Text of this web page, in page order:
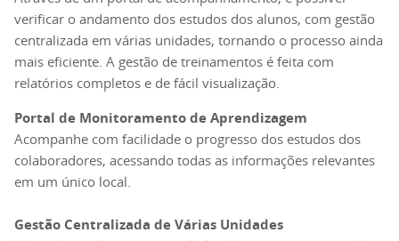
verificar o andamento dos estudos dos alunos, com gestão
centralizada em várias unidades, tornando o processo ainda
mais eficiente. A gestão de treinamentos é feita com
relatórios completos e de fácil visualização.
Portal de Monitoramento de Aprendizagem
Acompanhe com facilidade o progresso dos estudos dos
colaboradores, acessando todas as informações relevantes
em um único local.
Gestão Centralizada de Várias Unidades